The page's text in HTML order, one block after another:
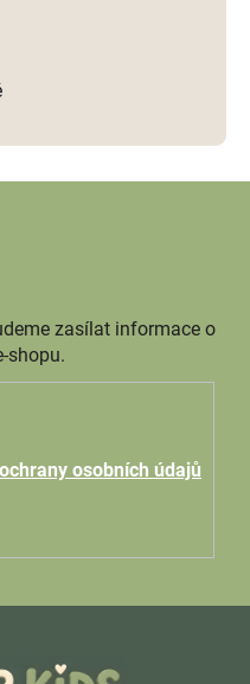
zasílat informace o
shopu.
osobních údajů